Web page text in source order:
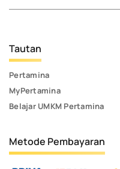
Tautan
Pertamina
MyPertamina
Belajar UMKM Pertamina
Metode Pembayaran